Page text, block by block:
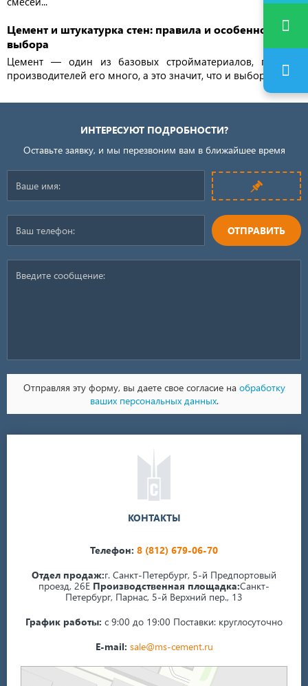
Цемент и штукатурка стен: правила и особенности
выбора
Цемент — один из базовых стройматериалов, поэтому
производителей его много, а это значит, что и выбор есть...
ИНТЕРЕСУЮТ ПОДРОБНОСТИ?
Оставьте заявку, и мы перезвоним вам в ближайшее время
ОТПРАВИТЬ
Отправляя эту форму, вы даете свое согласие на обработку
ваших персональных данных.
КОНТАКТЫ
Телефон: 8 (812) 679-06-70
Отдел продаж:г. Санкт-Петербург, 5-й Предпортовый
проезд, 26Е Производственная площадка:Санкт-
Петербург, Парнас, 5-й Верхний пер., 13
График работы: с 9:00 до 19:00 Поставки: круглосуточно
E-mail: sale@ms-cement.ru
Санкт‑Петербург
5-й Верхний переулок, 13А на карте Санкт‑Петербурга — Яндекс Карты